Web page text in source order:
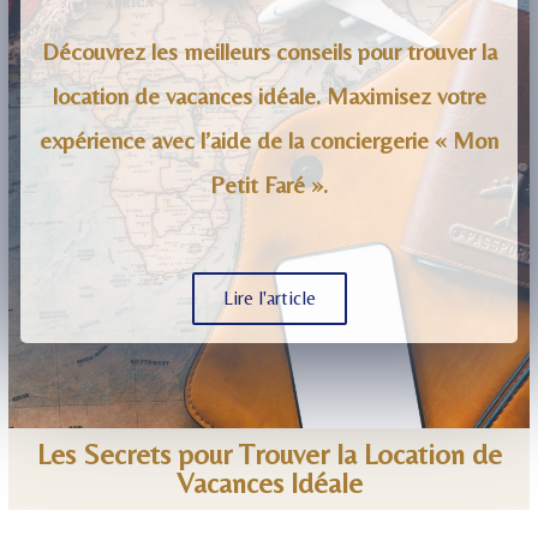
Découvrez les meilleurs conseils pour trouver la
location de vacances idéale. Maximisez votre
expérience avec l’aide de la conciergerie « Mon
Petit Faré ».
Lire l'article
Les Secrets pour Trouver la Location de
Vacances Idéale